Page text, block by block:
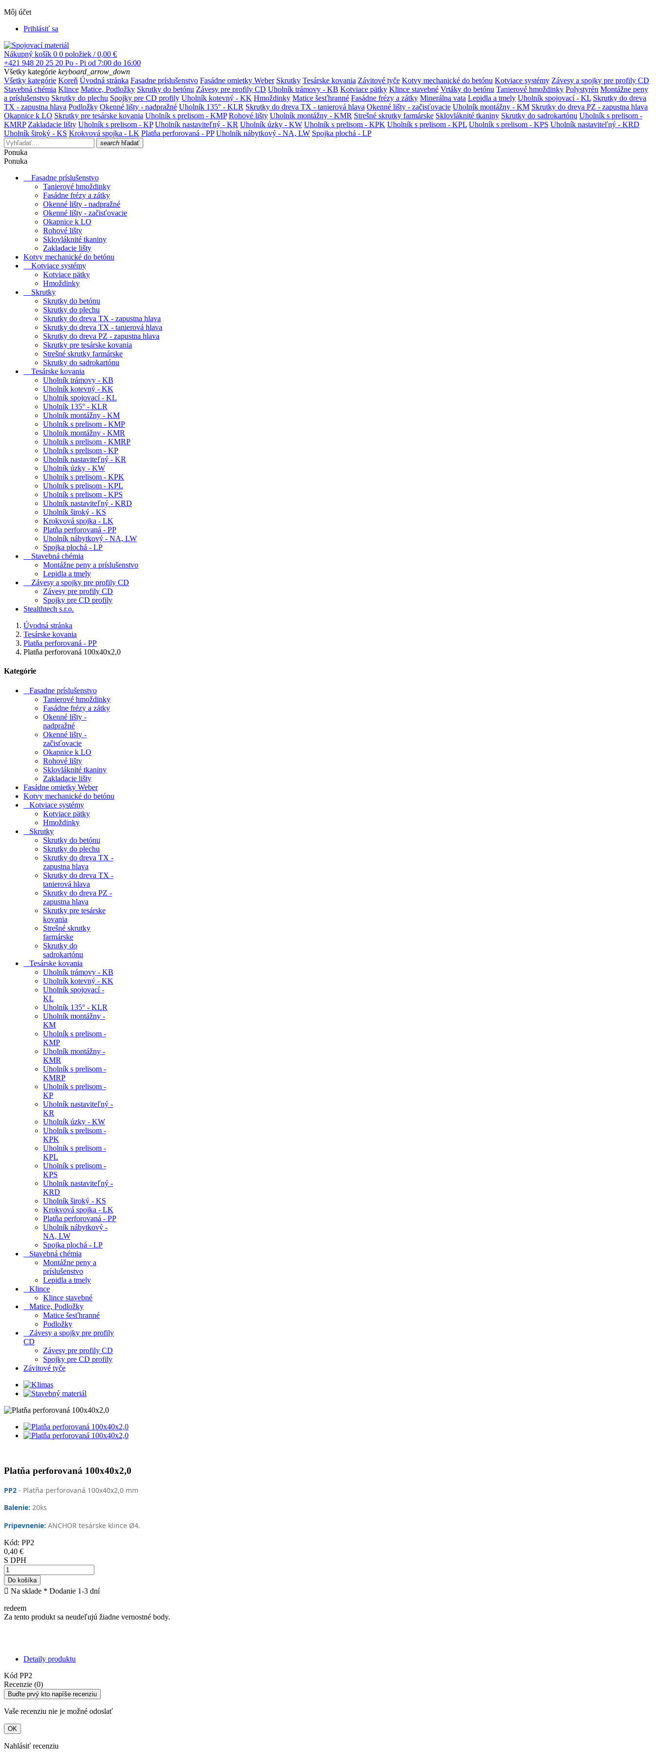
Môj účet
Prihlásiť sa
Nákupný košík 0 0 položiek / 0,00 €
+421 948 20 25 20 Po - Pi od 7:00 do 16:00
Všetky kategórie keyboard_arrow_down
Všetky kategórie Koreň Úvodná stránka Fasadne príslušenstvo Fasádne omietky Weber Skrutky Tesárske kovania Závitové tyče Kotvy mechanické do betónu Kotviace systémy Závesy a spojky pre profily CD
Stavebná chémia Klince Matice, Podložky Skrutky do betónu Závesy pre profily CD Uholník trámovy - KB Kotviace pätky Klince stavebné Vrtáky do betónu Tanierové hmoždinky Polystyrén Montážne peny
a príslušenstvo Skrutky do plechu Spojky pre CD profily Uholník kotevný - KK Hmoždinky Matice šesťhranné Fasádne frézy a zátky Minerálna vata Lepidla a tmely Uholník spojovací - KL Skrutky do dreva
TX - zapustna hlava Podložky Okenné lišty - nadpražné Uholník 135° - KLR Skrutky do dreva TX - tanierová hlava Okenné lišty - začisťovacie Uholník montážny - KM Skrutky do dreva PZ - zapustna hlava
Okapnice k LO Skrutky pre tesárske kovania Uholník s prelisom - KMP Rohové lišty Uholník montážny - KMR Strešné skrutky farmárske Sklovláknité tkaniny Skrutky do sadrokartónu Uholník s prelisom -
KMRP Zakladacie lišty Uholník s prelisom - KP Uholník nastaviteľný - KR Uholník úzky - KW Uholník s prelisom - KPK Uholník s prelisom - KPL Uholník s prelisom - KPS Uholník nastaviteľný - KRD
Uholník široký - KS Krokvová spojka - LK Platňa perforovaná - PP Uholník nábytkový - NA, LW Spojka plochá - LP
search hľadať
Ponuka
Ponuka
Fasadne príslušenstvo
Tanierové hmoždinky
Fasádne frézy a zátky
Okenné lišty - nadpražné
Okenné lišty - začisťovacie
Okapnice k LO
Rohové lišty
Sklovláknité tkaniny
Zakladacie lišty
Kotvy mechanické do betónu
Kotviace systémy
Kotviace pätky
Hmoždinky
Skrutky
Skrutky do betónu
Skrutky do plechu
Skrutky do dreva TX - zapustna hlava
Skrutky do dreva TX - tanierová hlava
Skrutky do dreva PZ - zapustna hlava
Skrutky pre tesárske kovania
Strešné skrutky farmárske
Skrutky do sadrokartónu
Tesárske kovania
Uholník trámovy - KB
Uholník kotevný - KK
Uholník spojovací - KL
Uholník 135° - KLR
Uholník montážny - KM
Uholník s prelisom - KMP
Uholník montážny - KMR
Uholník s prelisom - KMRP
Uholník s prelisom - KP
Uholník nastaviteľný - KR
Uholník úzky - KW
Uholník s prelisom - KPK
Uholník s prelisom - KPL
Uholník s prelisom - KPS
Uholník nastaviteľný - KRD
Uholník široký - KS
Krokvová spojka - LK
Platňa perforovaná - PP
Uholník nábytkový - NA, LW
Spojka plochá - LP
Stavebná chémia
Montážne peny a príslušenstvo
Lepidla a tmely
Závesy a spojky pre profily CD
Závesy pre profily CD
Spojky pre CD profily
Stealthtech s.r.o.
Úvodná stránka
Tesárske kovania
Platňa perforovaná - PP
Platňa perforovaná 100x40x2,0
Kategórie
Fasadne príslušenstvo
Tanierové hmoždinky
Fasádne frézy a zátky
Okenné lišty -
nadpražné
Okenné lišty -
začisťovacie
Okapnice k LO
Rohové lišty
Sklovláknité tkaniny
Zakladacie lišty
Fasádne omietky Weber
Kotvy mechanické do betónu
Kotviace systémy
Kotviace pätky
Hmoždinky
Skrutky
Skrutky do betónu
Skrutky do plechu
Skrutky do dreva TX -
zapustna hlava
Skrutky do dreva TX -
tanierová hlava
Skrutky do dreva PZ -
zapustna hlava
Skrutky pre tesárske
kovania
Strešné skrutky
farmárske
Skrutky do
sadrokartónu
Tesárske kovania
Uholník trámovy - KB
Uholník kotevný - KK
Uholník spojovací -
KL
Uholník 135° - KLR
Uholník montážny -
KM
Uholník s prelisom -
KMP
Uholník montážny -
KMR
Uholník s prelisom -
KMRP
Uholník s prelisom -
KP
Uholník nastaviteľný -
KR
Uholník úzky - KW
Uholník s prelisom -
KPK
Uholník s prelisom -
KPL
Uholník s prelisom -
KPS
Uholník nastaviteľný -
KRD
Uholník široký - KS
Krokvová spojka - LK
Platňa perforovaná - PP
Uholník nábytkový -
NA, LW
Spojka plochá - LP
Stavebná chémia
Montážne peny a
príslušenstvo
Lepidla a tmely
Klince
Klince stavebné
Matice, Podložky
Matice šesťhranné
Podložky
Závesy a spojky pre profily
CD
Závesy pre profily CD
Spojky pre CD profily
Závitové tyče
Platňa perforovaná 100x40x2,0
PP2 - Platňa perforovaná 100x40x2,0 mm
Balenie: 20ks
Pripevnenie: ANCHOR tesárske klince Ø4.
Kód: PP2
0,40 €
S DPH
Do košíka
 Na sklade * Dodanie 1-3 dní
redeem
Za tento produkt sa neudeľujú žiadne vernostné body.
Detaily produktu
Kód PP2
Recenzie (0)
Buďte prvý kto napíše recenziu
Vaše recenziu nie je možné odoslať
OK
Nahlásiť recenziu